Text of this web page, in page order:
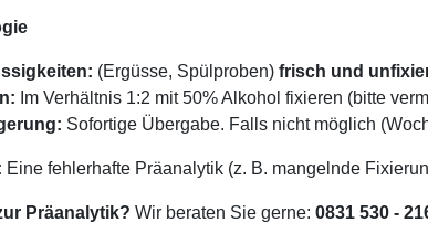
(Ergüsse, Spülproben) frisch und
Im Verhältnis 1:2 mit 50% Alkohol fixieren (bitte
Sofortige Übergabe. Falls nicht möglich
Eine fehlerhafte Präanalytik (z. B. mangelnde
Präanalytik? Wir beraten Sie gerne: 0831 530 -